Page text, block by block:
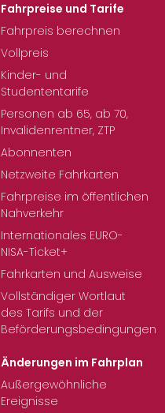
Fahrpreise und Tarife
Fahrpreis berechnen
Vollpreis
Kinder- und
Studententarife
Personen ab 65, ab 70,
Invalidenrentner, ZTP
Abonnenten
Netzweite Fahrkarten
Fahrpreise im öffentlichen
Nahverkehr
Internationales EURO-
NISA-Ticket+
Fahrkarten und Ausweise
Vollständiger Wortlaut
des Tarifs und der
Beförderungsbedingungen
Änderungen im Fahrplan
Außergewöhnliche
Ereignisse